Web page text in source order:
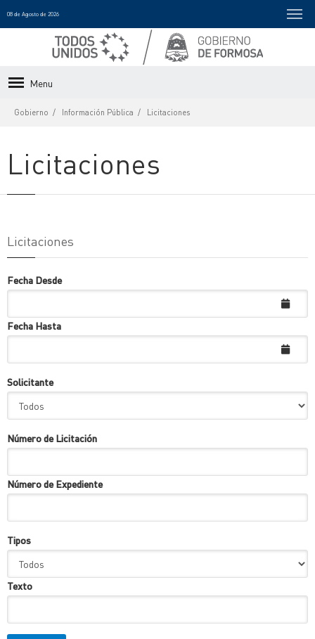
08 de Agosto de 2026
Menu
Gobierno Información Pública Licitaciones
Licitaciones
Licitaciones
Fecha Desde
Fecha Hasta
Solicitante
Número de Licitación
Número de Expediente
Tipos
Texto